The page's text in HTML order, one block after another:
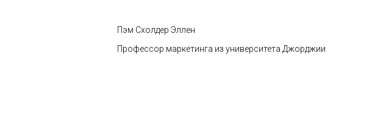
Пэм Схолдер Эллен
Профессор маркетинга из университета Джорджии